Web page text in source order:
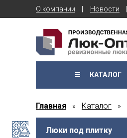
О компании Новости
КАТАЛОГ
Главная » Каталог »
Люки под плитку